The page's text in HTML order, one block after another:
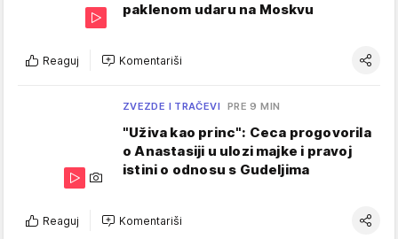
paklenom udaru na Moskvu
Reaguj Komentariši
ZVEZDE I TRAČEVI PRE 9 MIN
"Uživa kao princ": Ceca progovorila
o Anastasiji u ulozi majke i pravoj
istini o odnosu s Gudeljima
Reaguj Komentariši